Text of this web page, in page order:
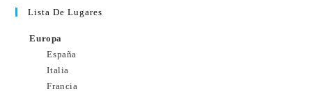
Lista De Lugares
Europa
España
Italia
Francia